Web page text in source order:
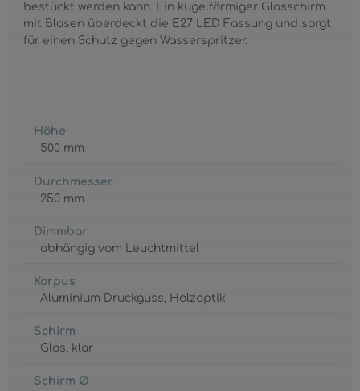
bestückt werden kann. Ein kugelförmiger Glasschirm
mit Blasen überdeckt die E27 LED Fassung und sorgt
für einen Schutz gegen Wasserspritzer.
Höhe
500 mm
Durchmesser
250 mm
Dimmbar
abhängig vom Leuchtmittel
Korpus
Aluminium Druckguss, Holzoptik
Schirm
Glas, klar
Schirm Ø